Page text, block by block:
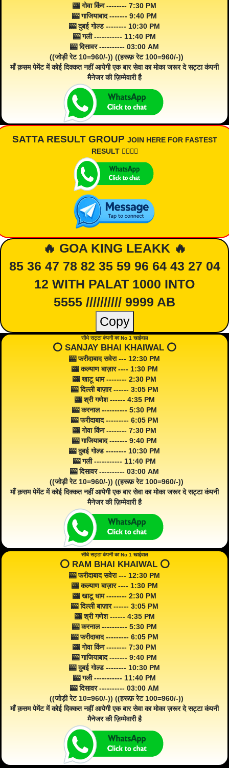
🎰 गोवा किंग -------- 7:30 PM
🎰 गाजियाबाद ------- 9:40 PM
🎰 दुबई गोल्ड -------- 10:30 PM
🎰 गली ----------- 11:40 PM
🎰 दिसावर ---------- 03:00 AM
((जोड़ी रेट 10=960/-)) ((हरूफ़ रेट 100=960/-))
माँ क़सम पेमेंट में कोई दिक्कत नहीं आयेगी एक बार सेवा का मोका जरूर दे सट्टा कंपनी
मैनेजर की ज़िम्मेवारी है
SATTA RESULT GROUP JOIN HERE FOR FASTEST
RESULT 👇🏾👇🏾
🔥 GOA KING LEAKK 🔥
85 36 47 78 82 35 59 96 64 43 27 04
12 WITH PALAT 1000 INTO
5555 ////////// 9999 AB
Copy
सीधे सट्टा कंपनी का No 1 खाईवाल
⭕️ SANJAY BHAI KHAIWAL ⭕️
🎰 फरीदाबाद सवेरा --- 12:30 PM
🎰 कल्याण बाज़ार ---- 1:30 PM
🎰 खाटू धाम -------- 2:30 PM
🎰 दिल्ली बाज़ार ------ 3:05 PM
🎰 श्री गणेश ------ 4:35 PM
🎰 करनाल ---------- 5:30 PM
🎰 फरीदाबाद --------- 6:05 PM
🎰 गोवा किंग -------- 7:30 PM
🎰 गाजियाबाद ------- 9:40 PM
🎰 दुबई गोल्ड -------- 10:30 PM
🎰 गली ----------- 11:40 PM
🎰 दिसावर ---------- 03:00 AM
((जोड़ी रेट 10=960/-)) ((हरूफ़ रेट 100=960/-))
माँ क़सम पेमेंट में कोई दिक्कत नहीं आयेगी एक बार सेवा का मोका जरूर दे सट्टा कंपनी
मैनेजर की ज़िम्मेवारी है
सीधे सट्टा कंपनी का No 1 खाईवाल
⭕️ RAM BHAI KHAIWAL ⭕️
🎰 फरीदाबाद सवेरा --- 12:30 PM
🎰 कल्याण बाज़ार ---- 1:30 PM
🎰 खाटू धाम -------- 2:30 PM
🎰 दिल्ली बाज़ार ------ 3:05 PM
🎰 श्री गणेश ------ 4:35 PM
🎰 करनाल ---------- 5:30 PM
🎰 फरीदाबाद --------- 6:05 PM
🎰 गोवा किंग -------- 7:30 PM
🎰 गाजियाबाद ------- 9:40 PM
🎰 दुबई गोल्ड -------- 10:30 PM
🎰 गली ----------- 11:40 PM
🎰 दिसावर ---------- 03:00 AM
((जोड़ी रेट 10=960/-)) ((हरूफ़ रेट 100=960/-))
माँ क़सम पेमेंट में कोई दिक्कत नहीं आयेगी एक बार सेवा का मोका ज़रूर दे सट्टा कंपनी
मैनेजर की ज़िम्मेवारी है